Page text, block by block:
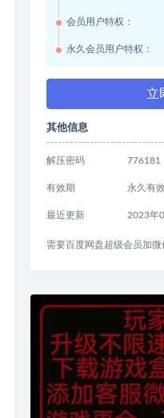
会员用户特权：
永久会员用户特权：
立
其他信息
解压密码 776181
有效期 永久有效
最近更新 2023年
需要百度网盘超级会员加